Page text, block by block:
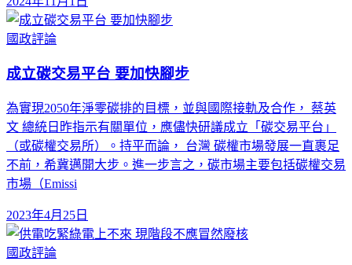
國政評論
成立碳交易平台 要加快腳步
為實現2050年淨零碳排的目標，並與國際接軌及合作， 蔡英
文 總統日昨指示有關單位，應儘快研議成立「碳交易平台」
（或碳權交易所）。持平而論， 台灣 碳權市場發展一直裹足
不前，希冀邁開大步。進一步言之，碳市場主要包括碳權交易
市場（Emissi
2023年4月25日
國政評論